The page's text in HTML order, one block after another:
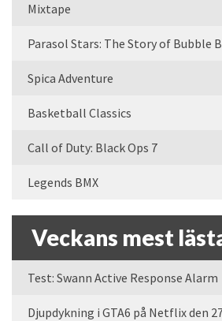
Mixtape
Parasol Stars: The Story of Bubble
Spica Adventure
Basketball Classics
Call of Duty: Black Ops 7
Legends BMX
Veckans mest
Test: Swann Active Response Alarm
Djupdykning i GTA6 på Netflix den